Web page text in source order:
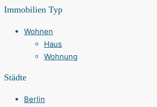
Immobilien Typ
Wohnen
Haus
Wohnung
Städte
Berlin